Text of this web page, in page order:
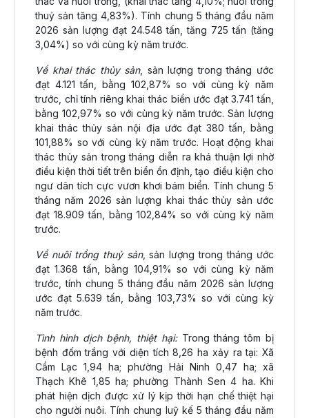
thuỷ sản tăng 4,83%). Tính chung 5 tháng đầu năm
2026 sản lượng đạt 24.548 tấn, tăng 725 tấn (tăng
3,04%) so với cùng kỳ năm trước.
Về khai thác thủy sản, sản lượng trong tháng ước
đạt 4.121 tấn, bằng 102,87% so với cùng kỳ năm
trước, chỉ tính riêng khai thác biển ước đạt 3.741 tấn,
bằng 102,97% so với cùng kỳ năm trước. Sản lượng
khai thác thủy sản nội địa ước đạt 380 tấn, bằng
101,88% so với cùng kỳ năm trước. Hoạt động khai
thác thủy sản trong tháng diễn ra khá thuận lợi nhờ
điều kiện thời tiết trên biển ổn định, tạo điều kiện cho
ngư dân tích cực vươn khơi bám biển. Tính chung 5
tháng năm 2026 sản lượng khai thác thủy sản ước
đạt 18.909 tấn, bằng 102,84% so với cùng kỳ năm
trước.
Về nuôi trồng thuỷ sản, sản lượng trong tháng ước
đạt 1.368 tấn, bằng 104,91% so với cùng kỳ năm
trước, tính chung 5 tháng đầu năm 2026 sản lượng
ước đạt 5.639 tấn, bằng 103,73% so với cùng kỳ
năm trước.
Tình hình dịch bệnh, thiệt hại:Trong tháng tôm bị
bệnh đốm trắng với diện tích 8,26 ha xảy ra tại: Xã
Cẩm Lạc 1,94 ha; phường Hải Ninh 0,47 ha; xã
Thạch Khê 1,85 ha; phường Thành Sen 4 ha. Khi
phát hiện dịch được xử lý kịp thời hạn chế thiệt hại
cho người nuôi. Tính chung luỹ kế 5 tháng đầu năm